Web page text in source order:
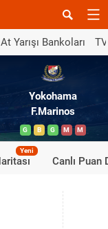
At Yarışı Bankoları
Yokohama
F.Marinos
G B G M M
Yeni
Canlı Puan